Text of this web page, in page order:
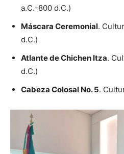
a.C.-800 d.C.)
Máscara Ceremonial.
d.C.)
Atlante de Chichen Itza.
d.C.)
Cabeza Colosal No. 5.